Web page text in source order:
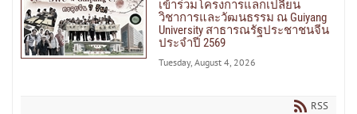
เข้าร่วมโครงการแลกเปลี่ยน
วิชาการและวัฒนธรรม ณ Guiyang
University สาธารณรัฐประชาชนจีน
ประจำปี 2569
Tuesday, August 4, 2026
RSS